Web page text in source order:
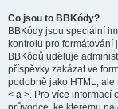
Co jsou to BBKódy?
BBKódy jsou speciální
kontrolu pro
BBKódů uděluje
příspěvky zakázat ve
podobně jako HTML, ale
< a >. Pro více informací